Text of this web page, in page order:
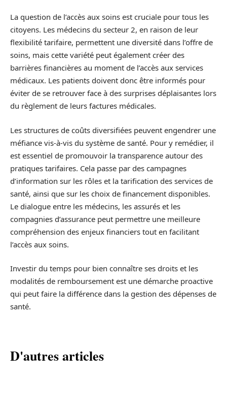
La question de l’accès aux soins est cruciale pour tous les
citoyens. Les médecins du secteur 2, en raison de leur
flexibilité tarifaire, permettent une diversité dans l’offre de
soins, mais cette variété peut également créer des
barrières financières au moment de l’accès aux services
médicaux. Les patients doivent donc être informés pour
éviter de se retrouver face à des surprises déplaisantes lors
du règlement de leurs factures médicales.
Les structures de coûts diversifiées peuvent engendrer une
méfiance vis-à-vis du système de santé. Pour y remédier, il
est essentiel de promouvoir la transparence autour des
pratiques tarifaires. Cela passe par des campagnes
d’information sur les rôles et la tarification des services de
santé, ainsi que sur les choix de financement disponibles.
Le dialogue entre les médecins, les assurés et les
compagnies d’assurance peut permettre une meilleure
compréhension des enjeux financiers tout en facilitant
l’accès aux soins.
Investir du temps pour bien connaître ses droits et les
modalités de remboursement est une démarche proactive
qui peut faire la différence dans la gestion des dépenses de
santé.
D'autres articles